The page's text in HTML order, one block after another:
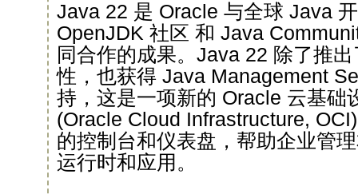
Java 22 是 Oracle 与全球 Java
OpenJDK 社区 和 Java
同合作的成果。Java 22 除了推
性，也获得 Java Management
持，这是一项新的 Oracle 云基础
(Oracle Cloud Infrastructure,
的控制台和仪表盘，帮助企业管
运行时和应用。